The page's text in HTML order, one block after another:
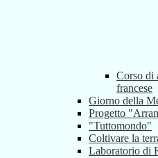
Corso di
francese
Giorno della
Progetto
"Tuttomondo"
Coltivare la
Laboratorio di